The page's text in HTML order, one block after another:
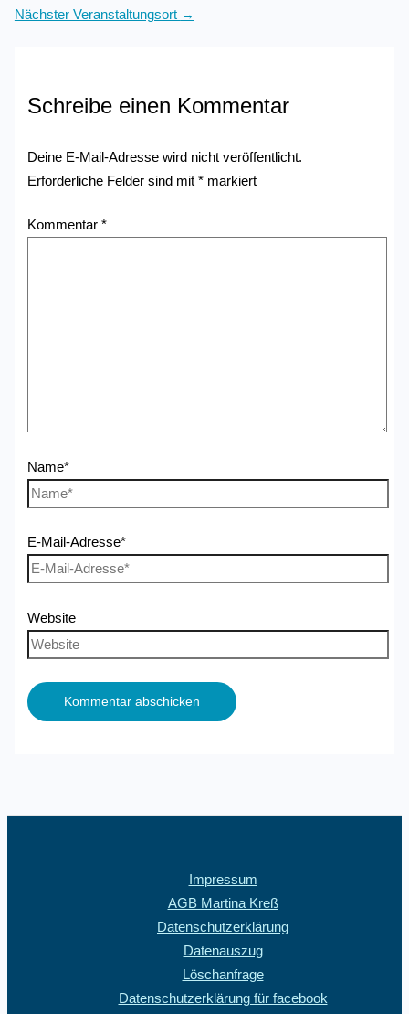
Nächster Veranstaltungsort →
Schreibe einen Kommentar
Deine E-Mail-Adresse wird nicht veröffentlicht.
Erforderliche Felder sind mit* markiert
Kommentar*
Name*
E-Mail-Adresse*
Website
Impressum
AGB Martina Kreß
Datenschutzerklärung
Datenauszug
Löschanfrage
Datenschutzerklärung für facebook